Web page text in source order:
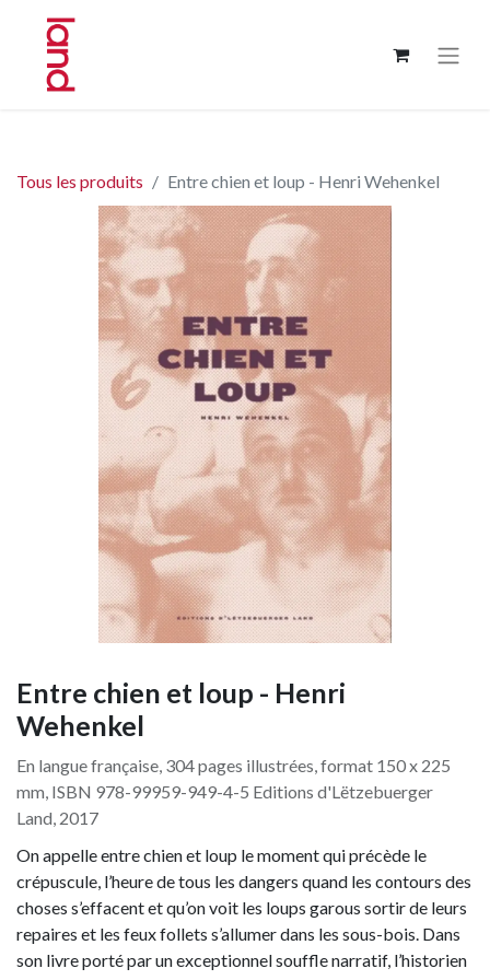
Tous les produits Entre chien et loup - Henri Wehenkel
Entre chien et loup - Henri
Wehenkel
En langue française, 304 pages illustrées, format 150 x 225
mm, ISBN 978-99959-949-4-5 Editions d'Lëtzebuerger
Land, 2017
On appelle entre chien et loup le moment qui précède le
crépuscule, l’heure de tous les dangers quand les contours des
choses s’effacent et qu’on voit les loups garous sortir de leurs
repaires et les feux follets s’allumer dans les sous-bois. Dans
son livre porté par un exceptionnel souffle narratif, l’historien